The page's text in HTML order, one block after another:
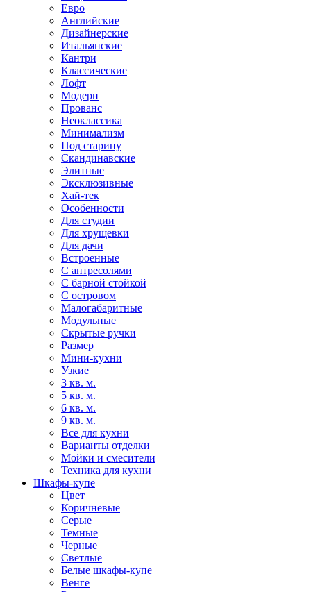
Евро
Английские
Дизайнерские
Итальянские
Кантри
Классические
Лофт
Модерн
Прованс
Неоклассика
Минимализм
Под старину
Скандинавские
Элитные
Эксклюзивные
Хай-тек
Особенности
Для студии
Для хрущевки
Для дачи
Встроенные
С антресолями
С барной стойкой
С островом
Малогабаритные
Модульные
Скрытые ручки
Размер
Мини-кухни
Узкие
3 кв. м.
5 кв. м.
6 кв. м.
9 кв. м.
Все для кухни
Варианты отделки
Мойки и смесители
Техника для кухни
Шкафы-купе
Цвет
Коричневые
Серые
Темные
Черные
Светлые
Белые шкафы-купе
Венге